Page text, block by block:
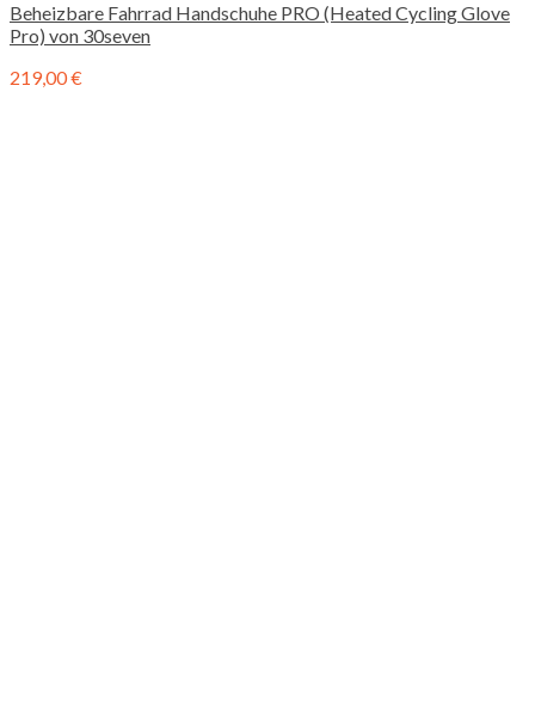
Beheizbare Fahrrad Handschuhe PRO (Heated Cycling Glove
Pro) von 30seven
219,00€